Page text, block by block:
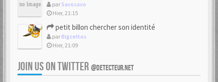
par Savosavo
Hier, 21:15
petit billon chercher son identité
par Bigceltos
Hier, 21:09
JOIN US ON TWITTER @DETECTEUR.NET